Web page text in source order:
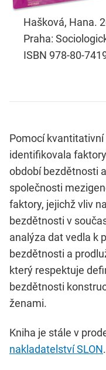
Hašková, Hana.
Praha:
ISBN 978-80-
Pomocí
identifikovala
období bezdětnosti
společnosti
faktory, jejichž vliv
bezdětnosti v
analýza dat vedla k
bezdětnosti a
který respektuje
bezdětnosti
ženami.
Kniha je stále v
nakladatelství SLON.